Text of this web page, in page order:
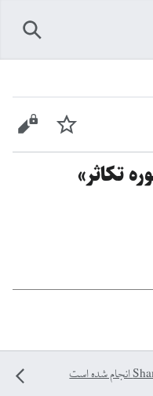
پیگیری
تکاثر»
انجام شده است